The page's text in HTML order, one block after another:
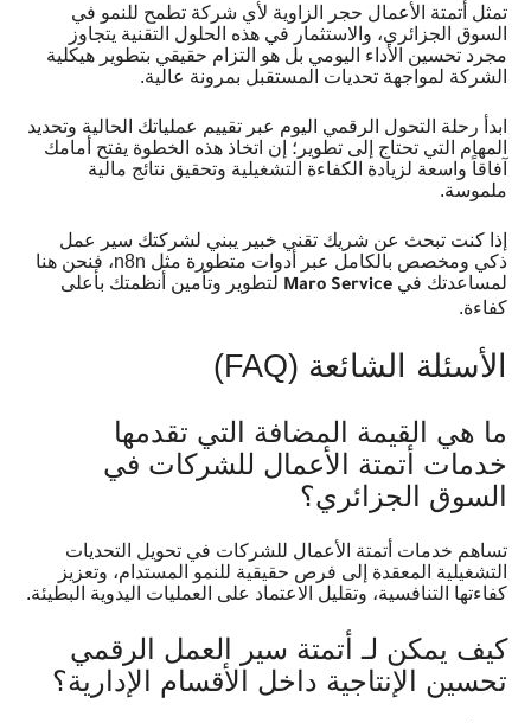
تمثل أتمتة الأعمال حجر الزاوية لأي شركة تطمح للنمو في
السوق الجزائري، والاستثمار في هذه الحلول التقنية يتجاوز
مجرد تحسين الأداء اليومي بل هو التزام حقيقي بتطوير هيكلية
الشركة لمواجهة تحديات المستقبل بمرونة عالية.
ابدأ رحلة التحول الرقمي اليوم عبر تقييم عملياتك الحالية وتحديد
المهام التي تحتاج إلى تطوير؛ إن اتخاذ هذه الخطوة يفتح أمامك
آفاقاً واسعة لزيادة الكفاءة التشغيلية وتحقيق نتائج مالية
ملموسة.
إذا كنت تبحث عن شريك تقني خبير يبني لشركتك سير عمل
ذكي ومخصص بالكامل عبر أدوات متطورة مثل n8n، فنحن هنا
لمساعدتك في Maro Service لتطوير وتأمين أنظمتك بأعلى
كفاءة.
الأسئلة الشائعة (FAQ)
ما هي القيمة المضافة التي تقدمها
خدمات أتمتة الأعمال للشركات في
السوق الجزائري؟
تساهم خدمات أتمتة الأعمال للشركات في تحويل التحديات
التشغيلية المعقدة إلى فرص حقيقية للنمو المستدام، وتعزيز
كفاءتها التنافسية، وتقليل الاعتماد على العمليات اليدوية البطيئة.
كيف يمكن لـ أتمتة سير العمل الرقمي
تحسين الإنتاجية داخل الأقسام الإدارية؟